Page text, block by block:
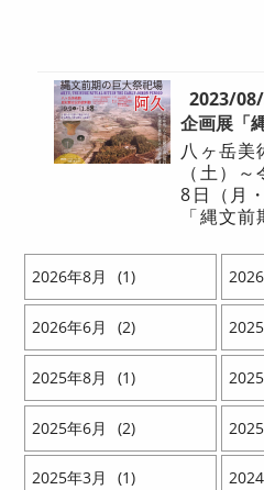
2023/
八ヶ岳美
（土）
8日（月
「縄文
2026 8 1 2026
2026 6 2 2025
2025 8 1 2025
2025 6 2 2025
2025 3 1 2024